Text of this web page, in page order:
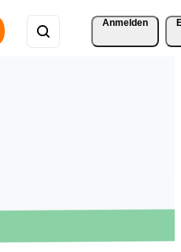
Anmelden